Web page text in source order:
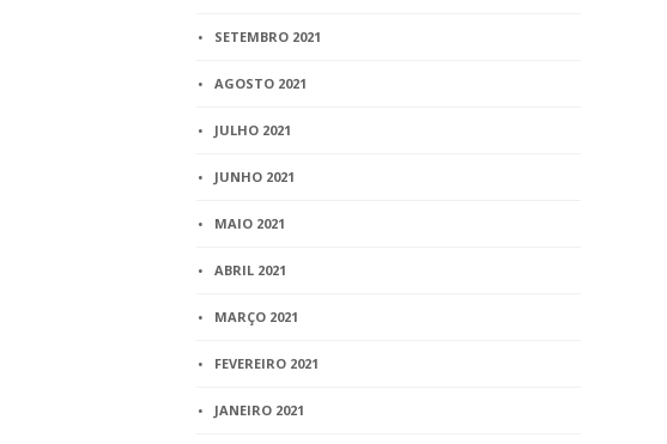
SETEMBRO 2021
AGOSTO 2021
JULHO 2021
JUNHO 2021
MAIO 2021
ABRIL 2021
MARÇO 2021
FEVEREIRO 2021
JANEIRO 2021